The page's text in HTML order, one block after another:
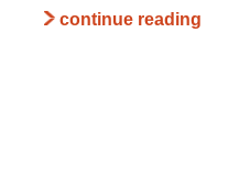
continue reading